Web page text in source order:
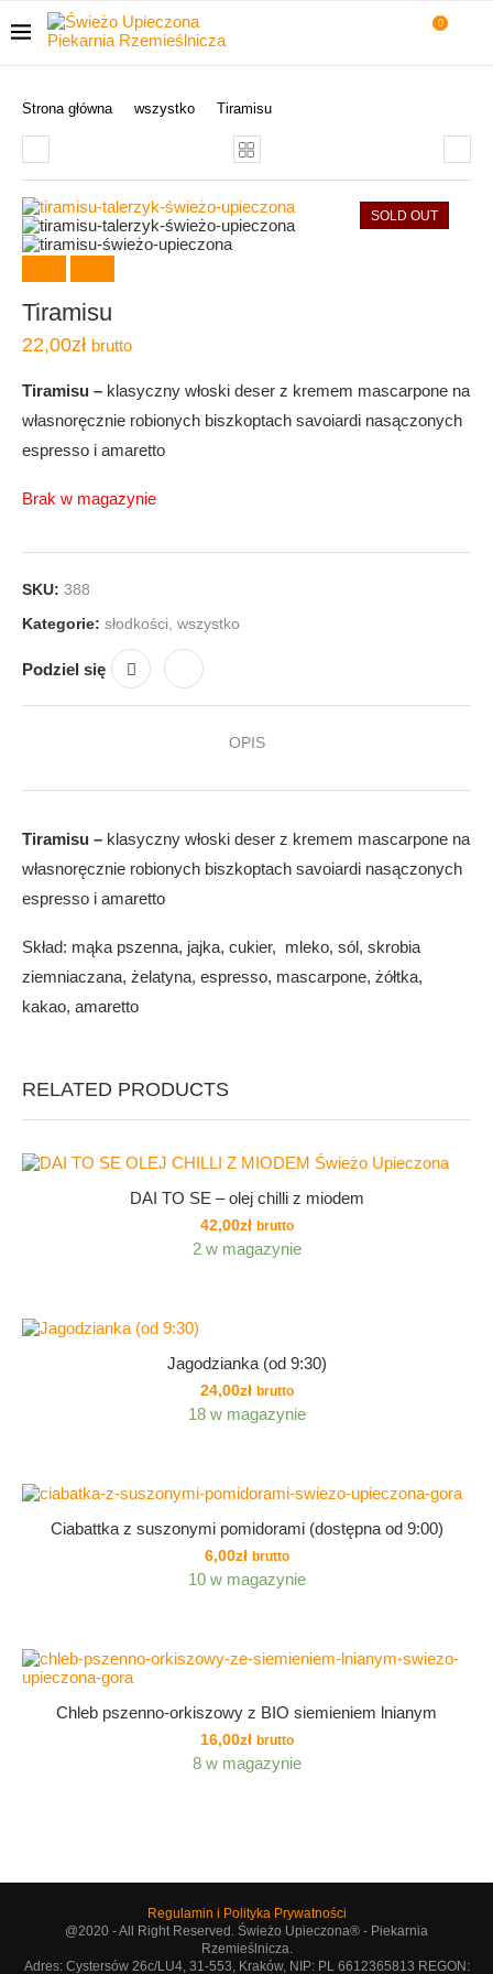
0
Strona główna wszystko Tiramisu
SOLD OUT
Tiramisu
22,00zł brutto
Tiramisu – klasyczny włoski deser z kremem mascarpone na
własnoręcznie robionych biszkoptach savoiardi nasączonych
espresso i amaretto
Brak w magazynie
SKU: 388
Kategorie: słodkości wszystko
Podziel się
OPIS
Tiramisu – klasyczny włoski deser z kremem mascarpone na
własnoręcznie robionych biszkoptach savoiardi nasączonych
espresso i amaretto
Skład: mąka pszenna, jajka, cukier, mleko, sól, skrobia
ziemniaczana, żelatyna, espresso, mascarpone, żółtka,
kakao, amaretto
RELATED PRODUCTS
DAI TO SE – olej chilli z miodem
42,00zł brutto
2 w magazynie
Jagodzianka (od 9:30)
24,00zł brutto
18 w magazynie
Ciabattka z suszonymi pomidorami (dostępna od 9:00)
6,00zł brutto
10 w magazynie
Chleb pszenno-orkiszowy z BIO siemieniem lnianym
16,00zł brutto
8 w magazynie
Regulamin i Polityka Prywatności
@2020 - All Right Reserved. Świeżo Upieczona® - Piekarnia
Rzemieślnicza.
Adres: Cystersów 26c/LU4, 31-553, Kraków, NIP: PL 6612365813 REGON: